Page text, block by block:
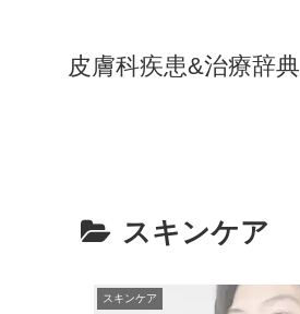
皮膚科疾患&治療辞典
スキンケア
スキンケア